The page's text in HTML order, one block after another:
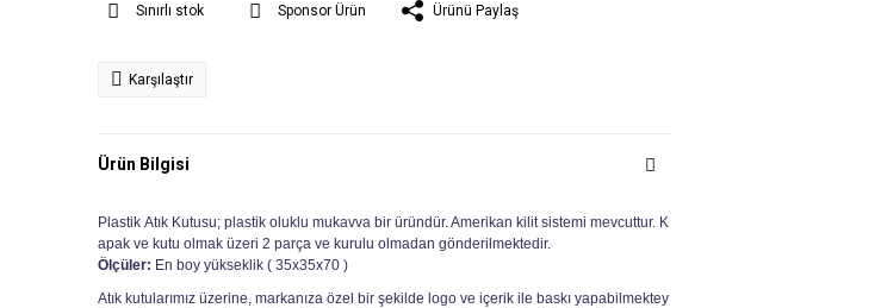
Sınırlı stok Sponsor Ürün Ürünü Paylaş
Karşılaştır
Ürün Bilgisi
Plastik Atık Kutusu; plastik oluklu mukavva bir üründür. Amerikan kilit sistemi mevcuttur. K
apak ve kutu olmak üzeri 2 parça ve kurulu olmadan gönderilmektedir.
Ölçüler: En boy yükseklik ( 35x35x70 )
Atık kutularımız üzerine, markanıza özel bir şekilde logo ve içerik ile baskı yapabilmektey